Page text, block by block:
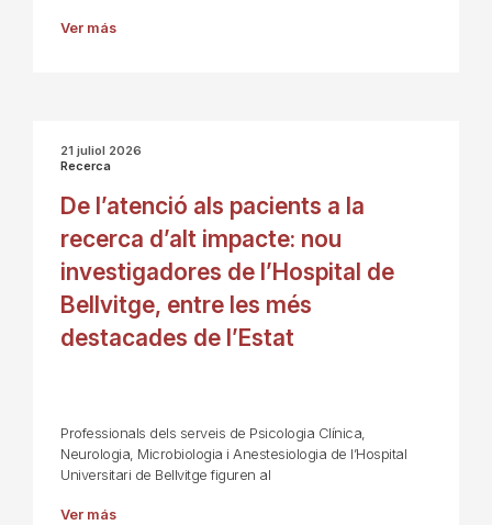
Ver más
21 juliol 2026
Recerca
De l’atenció als pacients a la
recerca d’alt impacte: nou
investigadores de l’Hospital de
Bellvitge, entre les més
destacades de l’Estat
Professionals dels serveis de Psicologia Clínica,
Neurologia, Microbiologia i Anestesiologia de l’Hospital
Universitari de Bellvitge figuren al
Ver más